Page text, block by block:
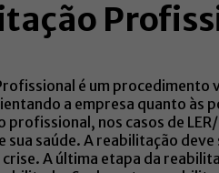
é um
a empresa quanto às
profissional, nos casos de
sua saúde. A reabilitação
A última etapa da